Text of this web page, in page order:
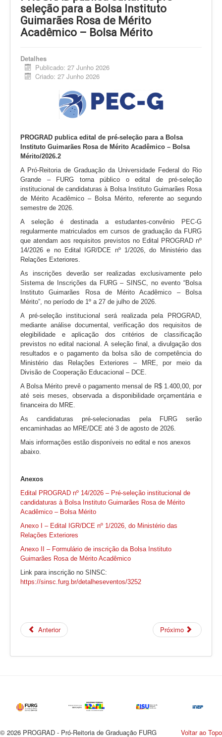
seleção para a Bolsa Instituto
Guimarães Rosa de Mérito
Acadêmico – Bolsa Mérito
Detalhes
Publicado: 27 Junho 2026
Criado: 27 Junho 2026
PROGRAD publica edital de pré-seleção para a Bolsa
Instituto Guimarães Rosa de Mérito Acadêmico – Bolsa
Mérito/2026.2
A Pró-Reitoria de Graduação da Universidade Federal do Rio
Grande – FURG torna público o edital de pré-seleção
institucional de candidaturas à Bolsa Instituto Guimarães Rosa
de Mérito Acadêmico – Bolsa Mérito, referente ao segundo
semestre de 2026.
A seleção é destinada a estudantes-convênio PEC-G
regularmente matriculados em cursos de graduação da FURG
que atendam aos requisitos previstos no Edital PROGRAD nº
14/2026 e no Edital IGR/DCE nº 1/2026, do Ministério das
Relações Exteriores.
As inscrições deverão ser realizadas exclusivamente pelo
Sistema de Inscrições da FURG – SINSC, no evento “Bolsa
Instituto Guimarães Rosa de Mérito Acadêmico – Bolsa
Mérito”, no período de 1º a 27 de julho de 2026.
A pré-seleção institucional será realizada pela PROGRAD,
mediante análise documental, verificação dos requisitos de
elegibilidade e aplicação dos critérios de classificação
previstos no edital nacional. A seleção final, a divulgação dos
resultados e o pagamento da bolsa são de competência do
Ministério das Relações Exteriores – MRE, por meio da
Divisão de Cooperação Educacional – DCE.
A Bolsa Mérito prevê o pagamento mensal de R$ 1.400,00, por
até seis meses, observada a disponibilidade orçamentária e
financeira do MRE.
As candidaturas pré-selecionadas pela FURG serão
encaminhadas ao MRE/DCE até 3 de agosto de 2026.
Mais informações estão disponíveis no edital e nos anexos
abaixo.
Anexos
Edital PROGRAD nº 14/2026 – Pré-seleção institucional de
candidaturas à Bolsa Instituto Guimarães Rosa de Mérito
Acadêmico – Bolsa Mérito
Anexo I – Edital IGR/DCE nº 1/2026, do Ministério das
Relações Exteriores
Anexo II – Formulário de inscrição da Bolsa Instituto
Guimarães Rosa de Mérito Acadêmico
Link para inscrição no SINSC:
https://sinsc.furg.br/detalheseventos/3252
Anterior Próximo
Voltar ao Topo
© 2026 PROGRAD - Pró-Reitoria de Graduação FURG